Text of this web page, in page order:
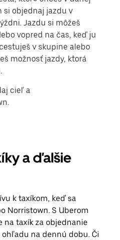
si objednaj jazdu v
Jazdu si môžeš
vopred na čas, keď ju
v skupine alebo
možnosť jazdy, ktorá
cieľ a
a ďalšie
k taxíkom, keď sa
Norristown. S Uberom
na taxík za objednanie
na dennú dobu. Či